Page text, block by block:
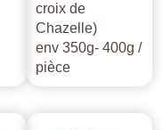
croix de
Chazelle)
env 350g- 400g /
pièce